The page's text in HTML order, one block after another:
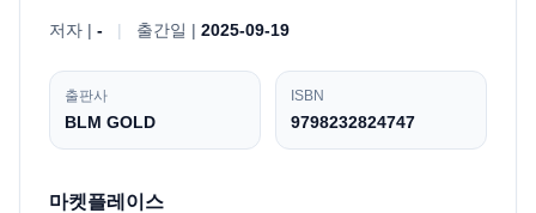
저자 | - | 출간일 | 2025-09-19
출판사
BLM GOLD
ISBN
9798232824747
마켓플레이스